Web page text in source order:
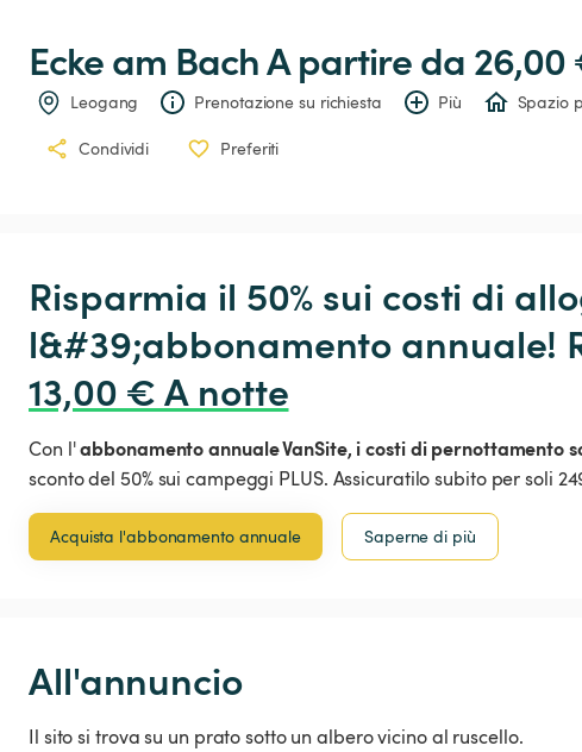
Eckeam Bach A partire da 26,00
Leogang Prenotazione su richiesta Più Spazio
Condividi Preferiti
Risparmia il 50% sui costi di
l&#39;abbonamento annuale!
13,00 € A notte
Con l'abbonamento annuale VanSite, i costi di pernottamento
sconto del 50% sui campeggi PLUS. Assicuratilo subito per soli
Acquista l'abbonamento annuale Saperne di più
All'annuncio
Il sito si trova su un prato sotto un albero vicino al ruscello.